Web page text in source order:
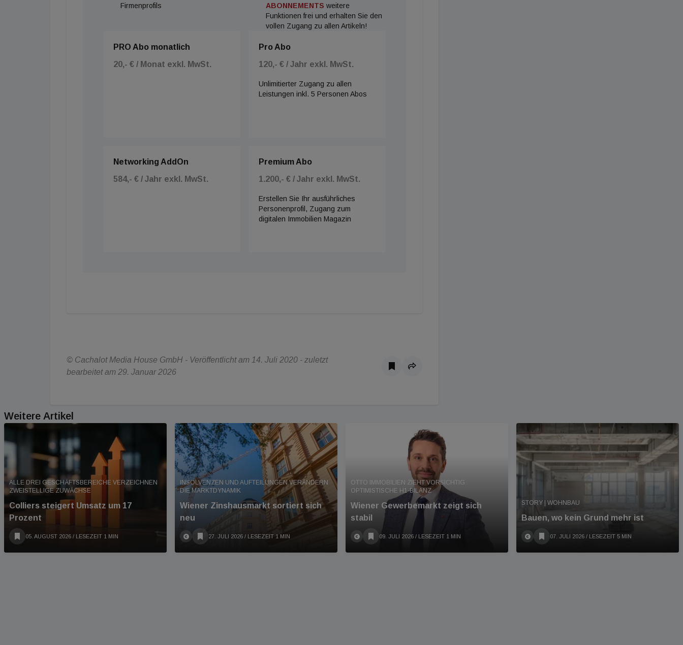
Firmenprofils
ABONNEMENTS weitere
Funktionen frei und erhalten Sie den
vollen Zugang zu allen Artikeln!
PRO Abo monatlich
20,- € / Monat exkl. MwSt.
Pro Abo
120,- € / Jahr exkl. MwSt.
Unlimitierter Zugang zu allen
Leistungen inkl. 5 Personen Abos
Networking AddOn
584,- € / Jahr exkl. MwSt.
Premium Abo
1.200,- € / Jahr exkl. MwSt.
Erstellen Sie Ihr ausführliches
Personenprofil, Zugang zum
digitalen Immobilien Magazin
© Cachalot Media House GmbH - Veröffentlicht am 14. Juli 2020 - zuletzt
bearbeitet am 29. Januar 2026
Weitere Artikel
ALLE DREI GESCHÄFTSBEREICHE VERZEICHNEN
ZWEISTELLIGE ZUWÄCHSE
Colliers steigert Umsatz um 17
Prozent
05. AUGUST 2026 / LESEZEIT 1 MIN
INSOLVENZEN UND AUFTEILUNGEN VERÄNDERN
DIE MARKTDYNAMIK
Wiener Zinshausmarkt sortiert sich
neu
27. JULI 2026 / LESEZEIT 1 MIN
OTTO IMMOBILIEN ZIEHT VORSICHTIG
OPTIMISTISCHE H1-BILANZ
Wiener Gewerbemarkt zeigt sich
stabil
09. JULI 2026 / LESEZEIT 1 MIN
STORY | WOHNBAU
Bauen, wo kein Grund mehr ist
07. JULI 2026 / LESEZEIT 5 MIN